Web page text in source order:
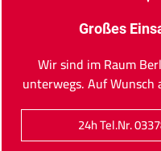
Großes
Wir sind im Raum
unterwegs. Auf
24h Tel.Nr.